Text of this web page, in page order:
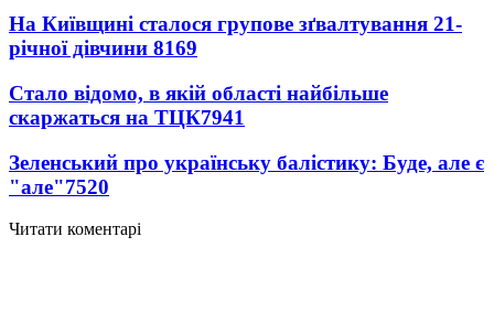
На Київщині сталося групове зґвалтування 21-
річної дівчини 8169
Стало відомо, в якій області найбільше
скаржаться на ТЦК7941
Зеленський про українську балістику: Буде, але є
"але"7520
Читати коментарі